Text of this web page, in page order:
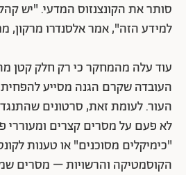
סותר את הקונצנזוס המדעי. "יש
למידע הזה", אמר אלסנדרו מרקון,
עוד עלה מהמחקר כי רק חלק קטן
העובדה שקרם הגנה מסייע
העור. לעומת זאת, סרטונים
לא פעם על מסרים קצרים ומעוררי
"כימיקלים מסוכנים" או טענות
הקוסמטיקה והרשויות – מסרים